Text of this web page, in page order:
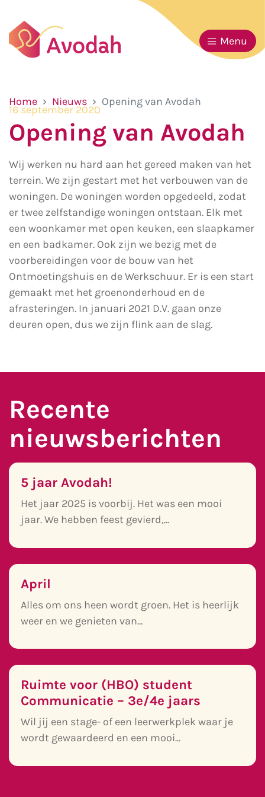
Menu
Home Nieuws Opening van Avodah
16 september 2020
Opening van Avodah
Wij werken nu hard aan het gereed maken van het
terrein. We zijn gestart met het verbouwen van de
woningen. De woningen worden opgedeeld, zodat
er twee zelfstandige woningen ontstaan. Elk met
een woonkamer met open keuken, een slaapkamer
en een badkamer. Ook zijn we bezig met de
voorbereidingen voor de bouw van het
Ontmoetingshuis en de Werkschuur. Er is een start
gemaakt met het groenonderhoud en de
afrasteringen. In januari 2021 D.V. gaan onze
deuren open, dus we zijn flink aan de slag.
Recente
nieuwsberichten
5 jaar Avodah!
Het jaar 2025 is voorbij. Het was een mooi
jaar. We hebben feest gevierd,...
April
Alles om ons heen wordt groen. Het is heerlijk
weer en we genieten van...
Ruimte voor (HBO) student
Communicatie – 3e/4e jaars
Wil jij een stage- of een leerwerkplek waar je
wordt gewaardeerd en een mooi...